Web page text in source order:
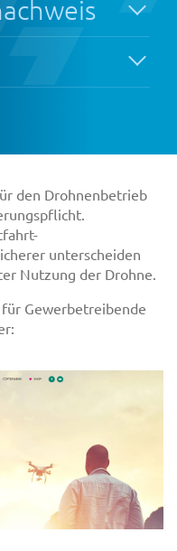
den Drohnenbetrieb
unterscheiden
Nutzung der Drohne.
Gewerbetreibende